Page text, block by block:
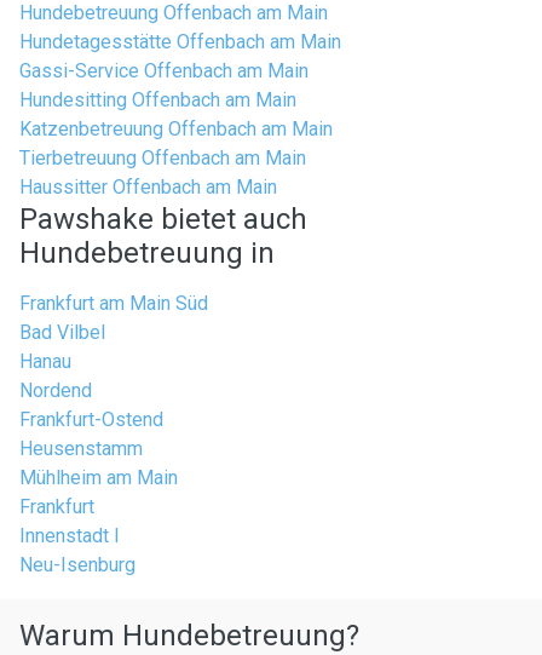
Hundebetreuung Offenbach am Main
Hundetagesstätte Offenbach am Main
Gassi-Service Offenbach am Main
Hundesitting Offenbach am Main
Katzenbetreuung Offenbach am Main
Tierbetreuung Offenbach am Main
Haussitter Offenbach am Main
Pawshake bietet auch
Hundebetreuung in
Frankfurt am Main Süd
Bad Vilbel
Hanau
Nordend
Frankfurt-Ostend
Heusenstamm
Mühlheim am Main
Frankfurt
Innenstadt I
Neu-Isenburg
Warum Hundebetreuung?